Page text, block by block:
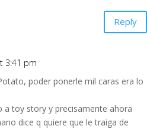
Reply
3:41 pm
poder ponerle mil caras era lo
a toy story y precisamente ahora
dice q quiere que le traiga de